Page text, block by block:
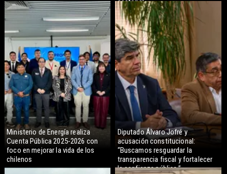
sectorial
Ministerio de Energía realiza
Cuenta Pública 2025-2026 con
foco en mejorar la vida de los
chilenos
Diputado Álvaro Jofré y
acusación constitucional:
“Buscamos resguardar la
transparencia fiscal y fortalecer
la confianza pública.”